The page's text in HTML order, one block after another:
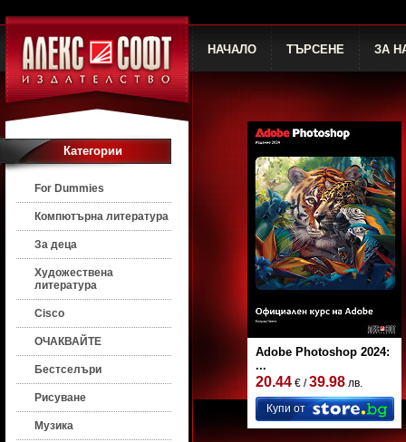
НАЧАЛО ТЪРСЕНЕ ЗА
Категории
For Dummies
Компютърна литература
За деца
Художествена
литература
Cisco
ОЧАКВАЙТЕ
Бестселъри
Рисуване
Музика
Adobe Photoshop 2024:
...
20.44 € /39.98 лв.
Купи от